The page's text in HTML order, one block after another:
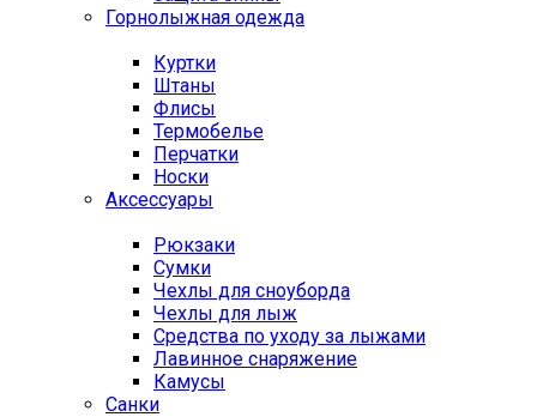
Горнолыжная одежда
Куртки
Штаны
Флисы
Термобелье
Перчатки
Носки
Аксессуары
Рюкзаки
Сумки
Чехлы для сноуборда
Чехлы для лыж
Средства по уходу за лыжами
Лавинное снаряжение
Камусы
Санки